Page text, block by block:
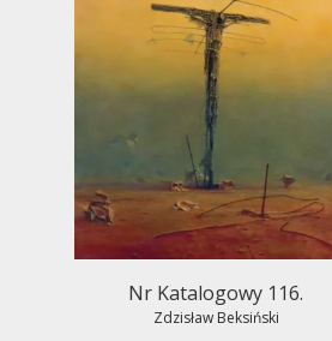
Nr Katalogowy 116.
Zdzisław Beksiński